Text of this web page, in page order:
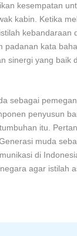
kesempatan
kabin. Ketika
padanan kata
sinergi yang
sebagai
penyusun
itu.
muda
di
agar istilah